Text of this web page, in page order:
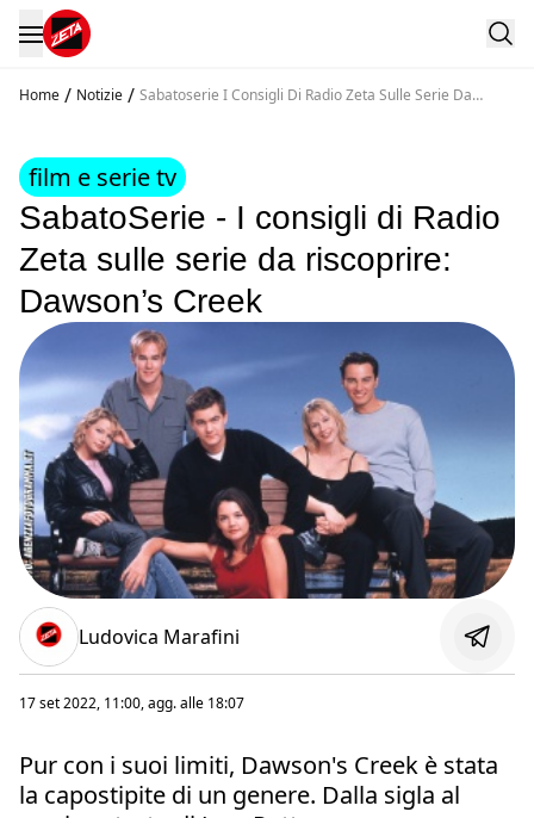
Home / Notizie / Sabatoserie I Consigli Di Radio Zeta Sulle Serie Da
film e serie tv
SabatoSerie - I consigli di Radio
Zeta sulle serie da riscoprire:
Dawson’s Creek
Ludovica Marafini
17 set 2022, 11:00, agg. alle 18:07
Pur con i suoi limiti, Dawson's Creek è stata
la capostipite di un genere. Dalla sigla al